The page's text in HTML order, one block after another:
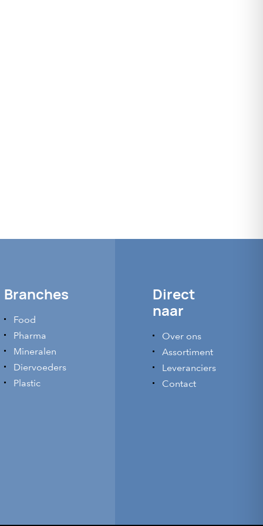
Branches
Food
Pharma
Mineralen
Diervoeders
Plastic
Direct
naar
Over ons
Assortiment
Leveranciers
Contact